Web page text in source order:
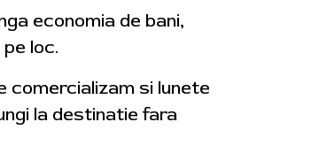
economia de bani,
loc.
comercializam si lunete
la destinatie fara